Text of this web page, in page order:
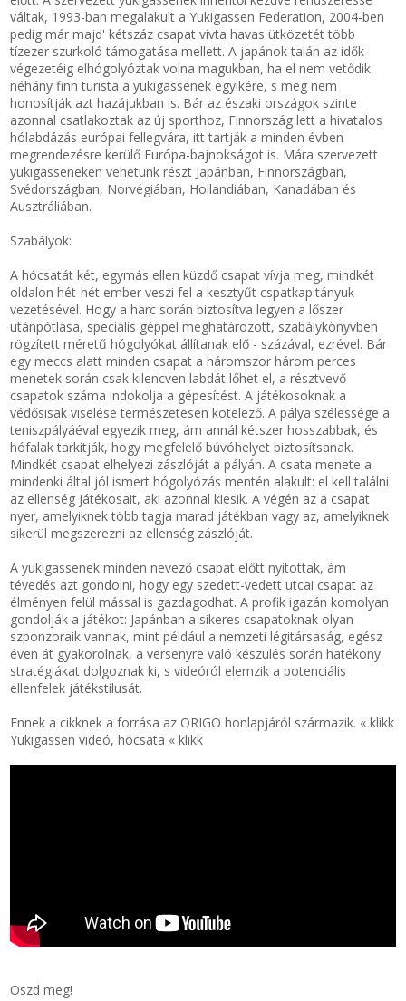
váltak, 1993-ban megalakult a Yukigassen Federation, 2004-ben
pedig már majd' kétszáz csapat vívta havas ütközetét több
tízezer szurkoló támogatása mellett. A japánok talán az idők
végezetéig elhógolyóztak volna magukban, ha el nem vetődik
néhány finn turista a yukigassenek egyikére, s meg nem
honosítják azt hazájukban is. Bár az északi országok szinte
azonnal csatlakoztak az új sporthoz, Finnország lett a hivatalos
hólabdázás európai fellegvára, itt tartják a minden évben
megrendezésre kerülő Európa-bajnokságot is. Mára szervezett
yukigasseneken vehetünk részt Japánban, Finnországban,
Svédországban, Norvégiában, Hollandiában, Kanadában és
Ausztráliában.
Szabályok:
A hócsatát két, egymás ellen küzdő csapat vívja meg, mindkét
oldalon hét-hét ember veszi fel a kesztyűt cspatkapitányuk
vezetésével. Hogy a harc során biztosítva legyen a lőszer
utánpótlása, speciális géppel meghatározott, szabálykönyvben
rögzített méretű hógolyókat állítanak elő - százával, ezrével. Bár
egy meccs alatt minden csapat a háromszor három perces
menetek során csak kilencven labdát lőhet el, a résztvevő
csapatok száma indokolja a gépesítést. A játékosoknak a
védősisak viselése természetesen kötelező. A pálya szélessége a
teniszpályáéval egyezik meg, ám annál kétszer hosszabbak, és
hófalak tarkítják, hogy megfelelő búvóhelyet biztosítsanak.
Mindkét csapat elhelyezi zászlóját a pályán. A csata menete a
mindenki által jól ismert hógolyózás mentén alakult: el kell találni
az ellenség játékosait, aki azonnal kiesik. A végén az a csapat
nyer, amelyiknek több tagja marad játékban vagy az, amelyiknek
sikerül megszerezni az ellenség zászlóját.
A yukigassenek minden nevező csapat előtt nyitottak, ám
tévedés azt gondolni, hogy egy szedett-vedett utcai csapat az
élményen felül mással is gazdagodhat. A profik igazán komolyan
gondolják a játékot: Japánban a sikeres csapatoknak olyan
szponzoraik vannak, mint például a nemzeti légitársaság, egész
éven át gyakorolnak, a versenyre való készülés során hatékony
stratégiákat dolgoznak ki, s videóról elemzik a potenciális
ellenfelek játékstílusát.
Ennek a cikknek a forrása az ORIGO honlapjáról származik. « klikk
Yukigassen videó, hócsata « klikk
Oszd meg!